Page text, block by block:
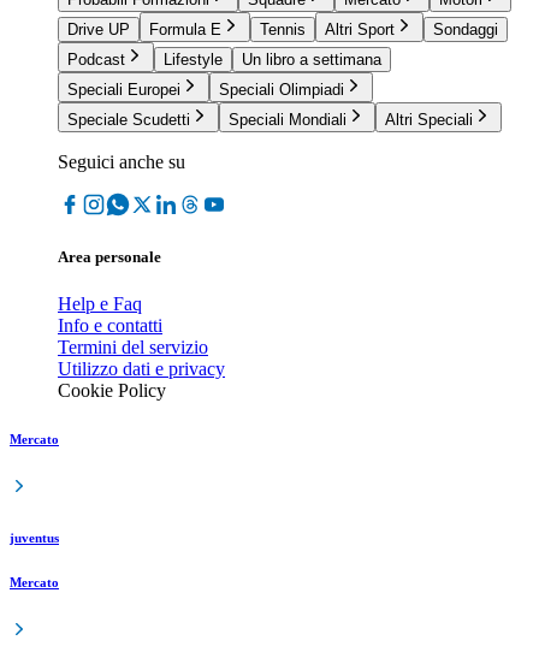
Drive UP
Formula E Tennis Altri Sport
Sondaggi
Podcast
Lifestyle
Un libro a settimana
Speciali Europei
Speciali Olimpiadi
Speciale Scudetti
Speciali Mondiali Altri Speciali
Seguici anche su
Area personale
Help e Faq
Info e contatti
Termini del servizio
Utilizzo dati e privacy
Cookie Policy
Mercato
juventus
Mercato